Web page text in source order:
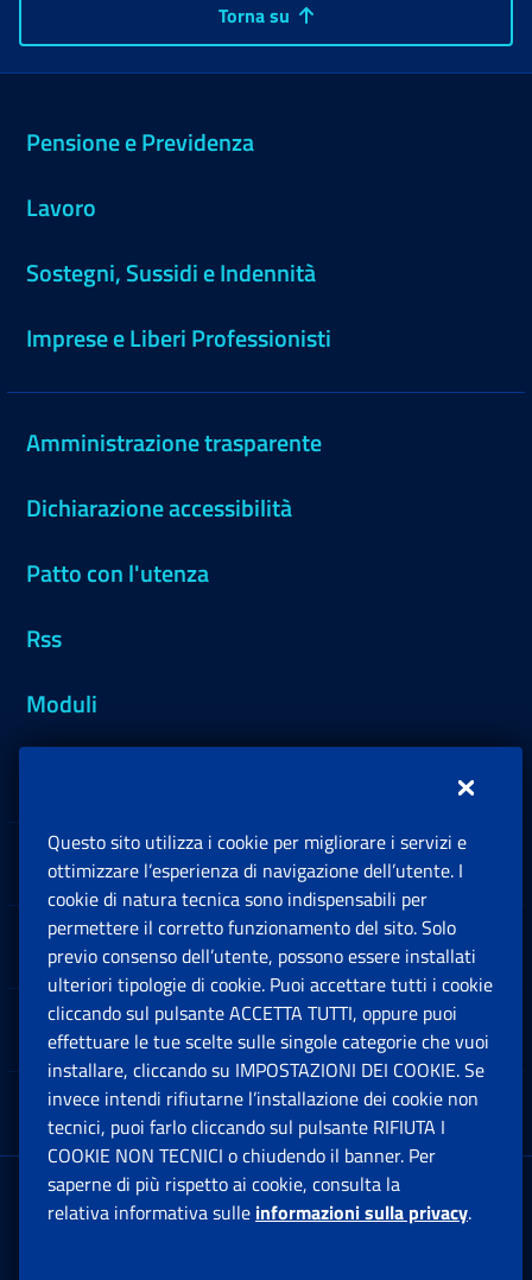
Torna su
Pensione e Previdenza
Lavoro
Sostegni, Sussidi e Indennità
Imprese e Liberi Professionisti
Amministrazione trasparente
Dichiarazione accessibilità
Patto con l'utenza
Rss
Moduli
Sedi e Contatti
Software
Note Legali
App mobile
Sede Legale : Via Ciro il Grande, 21
00144 Roma
Questo sito utilizza i cookie per migliorare i servizi e
ottimizzare l’esperienza di navigazione dell’utente. I
cookie di natura tecnica sono indispensabili per
permettere il corretto funzionamento del sito. Solo
previo consenso dell’utente, possono essere installati
ulteriori tipologie di cookie. Puoi accettare tutti i cookie
cliccando sul pulsante ACCETTA TUTTI, oppure puoi
effettuare le tue scelte sulle singole categorie che vuoi
installare, cliccando su IMPOSTAZIONI DEI COOKIE. Se
invece intendi rifiutarne l’installazione dei cookie non
tecnici, puoi farlo cliccando sul pulsante RIFIUTA I
COOKIE NON TECNICI o chiudendo il banner. Per
saperne di più rispetto ai cookie, consulta la
relativa informativa sulle informazioni sulla privacy.